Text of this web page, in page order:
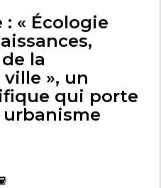
« Écologie
la
», un
qui porte
urbanisme